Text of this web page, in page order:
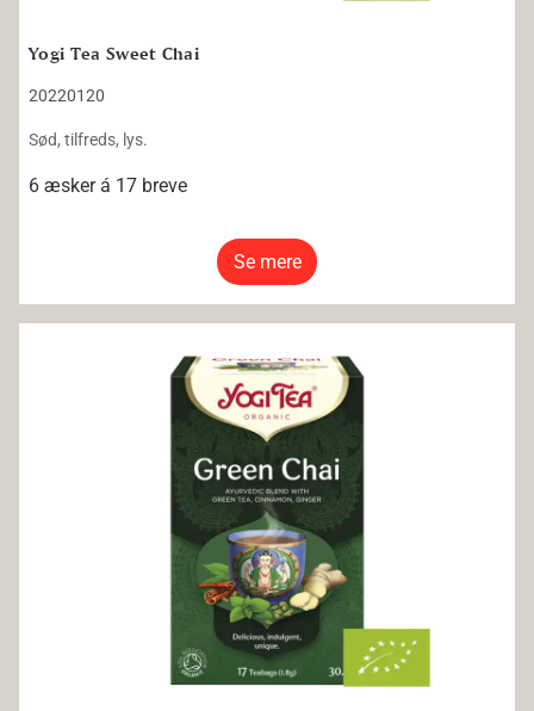
Yogi Tea Sweet Chai
20220120
Sød, tilfreds, lys.
6 æsker á 17 breve
Se mere